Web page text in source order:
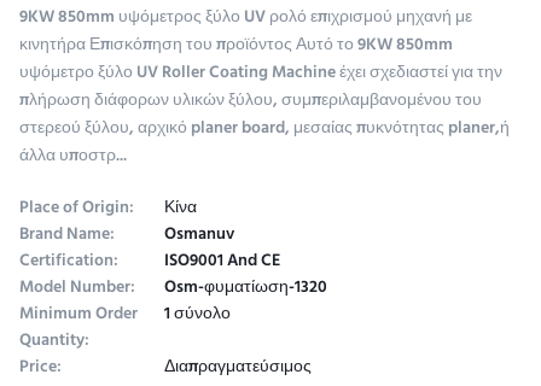
9KW 850mm υψόμετρος ξύλο UV ρολό επιχρισμού μηχανή με
κινητήρα Επισκόπηση του προϊόντος Αυτό το 9KW 850mm
υψόμετρο ξύλο UV Roller Coating Machine έχει σχεδιαστεί για την
πλήρωση διάφορων υλικών ξύλου, συμπεριλαμβανομένου του
στερεού ξύλου, αρχικό planer board, μεσαίας πυκνότητας planer,ή
άλλα υποστρ...
Place of Origin:
Κίνα
Brand Name: Osmanuv
Certification: ISO9001 And CE
Model Number: Osm-φυματίωση-1320
Minimum Order
Quantity:
1 σύνολο
Price:
Διαπραγματεύσιμος